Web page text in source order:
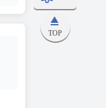
TOP